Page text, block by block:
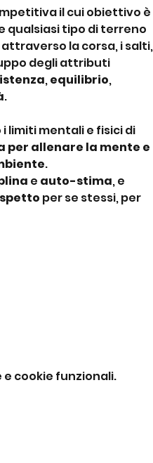
il cui obiettivo è
qualsiasi tipo di terreno
la corsa, i salti,
degli attributi
, equilibrio,
.
limiti mentali e fisici di
per allenare la mente e
.
e auto-stima, e
per se stessi, per
cookie funzionali.